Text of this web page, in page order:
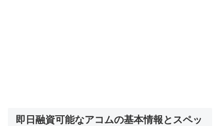
即日融資可能なアコムの基本情報とスペッ